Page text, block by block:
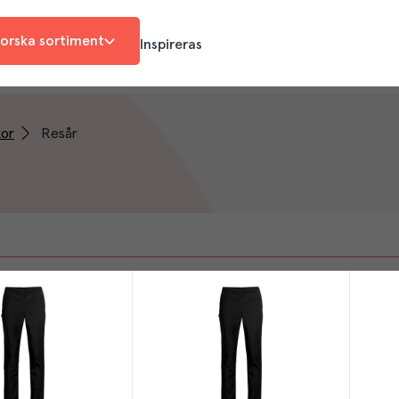
sortiment Inspireras
Resår